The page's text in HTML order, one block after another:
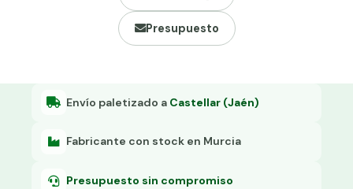
Grapa malla H.
Presupuesto
Envío paletizado a Castellar (Jaén)
Fabricante con stock en Murcia
Presupuesto sin compromiso